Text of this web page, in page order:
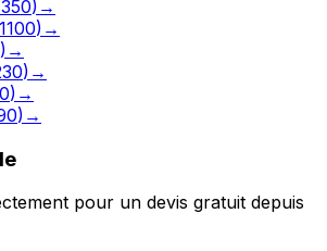
) →
) →
) →
) →
) →
) →
pour un devis gratuit depuis